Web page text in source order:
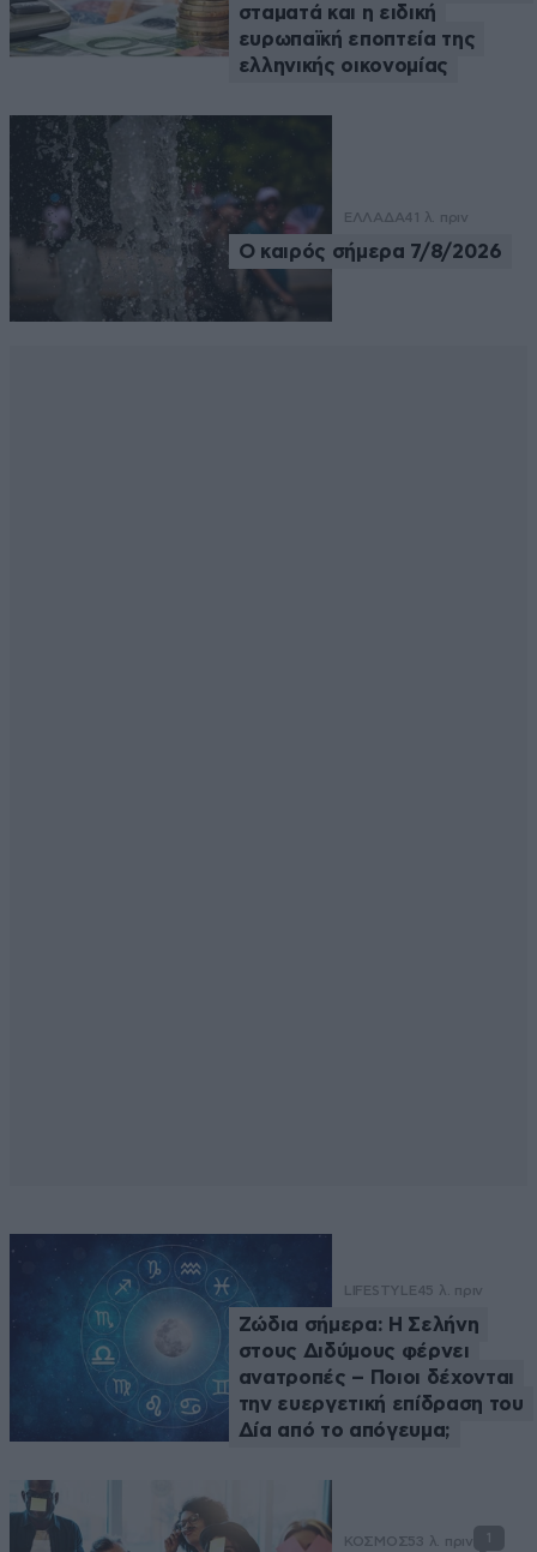
σταματά και η ειδική
ευρωπαϊκή εποπτεία της
ελληνικής οικονομίας
ΕΛΛΑΔΑ41 λ. πριν
Ο καιρός σήμερα 7/8/2026
LIFESTYLE45 λ. πριν
Ζώδια σήμερα: Η Σελήνη
στους Διδύμους φέρνει
ανατροπές – Ποιοι δέχονται
την ευεργετική επίδραση του
Δία από το απόγευμα;
ΚΟΣΜΟΣ53 λ. πριν